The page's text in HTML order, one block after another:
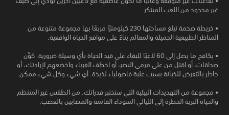
غير محدود من اللعب المبتكر.
• خريطة ضخمة تبلغ مساحتها 230 كيلومترًا مربعًا بها مجموعة متنوعة من
المناظر الطبيعية الجميلة والمعالم بناءً على مواقع الحياة الواقعية.
• يكافح ما يصل إلى 60 لاعبًا للبقاء على قيد الحياة بأي وسيلة ضرورية. كوِّن
صداقات، أو اقتل من على مرمى البصر، أو اخطف الغرباء واخضعهم لإرادتك، أو
خاطر بالتعرض للخيانة بسبب علبة فاصولياء لذيذة. أي شيء وكل شيء ممكن.
• مجموعة من التهديدات البيئية التي ستختبر قدراتك. من الطقس غير المنتظم
والحياة البرية الخطرة إلى الليالي السوداء القاتمة والمصابين بالغضب.